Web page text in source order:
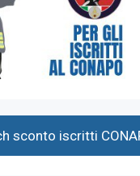
sconto iscritti